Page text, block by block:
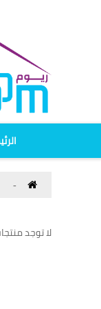
لا توجد